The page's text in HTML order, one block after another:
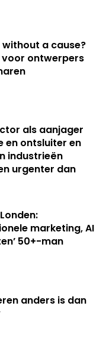
without a cause?
ontwerpers
als aanjager
en ontsluiter en
industrieën
urgenter dan
marketing, AI
50+-man
anders is dan